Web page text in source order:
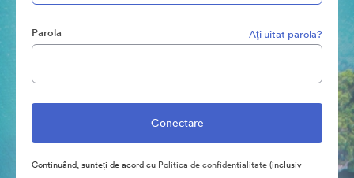
Parola Aţi uitat parola?
Continuând, sunteți de acord cu Politica de confidentialitate(inclusiv